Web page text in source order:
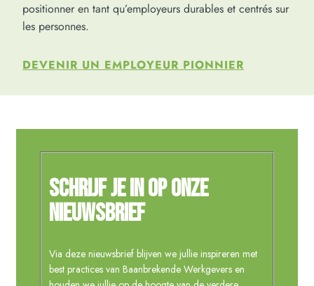
positionner en tant qu’employeurs durables et centrés sur
les personnes.
DEVENIR UN EMPLOYEUR PIONNIER